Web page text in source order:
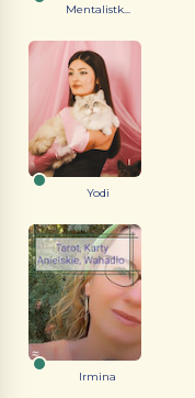
Mentalistk...
Yodi
Irmina